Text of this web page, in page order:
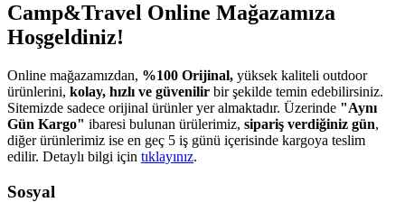
Camp&Travel Online Mağazamıza
Hoşgeldiniz!
Online mağazamızdan, %100 Orijinal, yüksek kaliteli outdoor
ürünlerini, kolay, hızlı ve güvenilir bir şekilde temin edebilirsiniz.
Sitemizde sadece orijinal ürünler yer almaktadır. Üzerinde "Aynı
Gün Kargo" ibaresi bulunan ürülerimiz, sipariş verdiğiniz gün,
diğer ürünlerimiz ise en geç 5 iş günü içerisinde kargoya teslim
edilir. Detaylı bilgi için tıklayınız.
Sosyal